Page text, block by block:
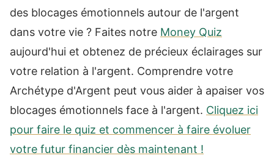
des blocages émotionnels autour de l'argent
dans votre vie ? Faites notre Money Quiz
aujourd'hui et obtenez de précieux éclairages sur
votre relation à l'argent. Comprendre votre
Archétype d'Argent peut vous aider à apaiser vos
blocages émotionnels face à l'argent. Cliquez ici
pour faire le quiz et commencer à faire évoluer
votre futur financier dès maintenant !